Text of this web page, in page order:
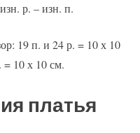
р. – изн. п.
19 п. и 24 р. = 10 х 10
= 10 х 10 см.
платья